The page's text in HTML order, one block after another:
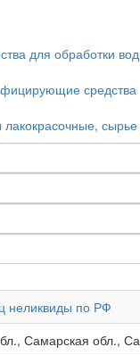
для обработки
средства
неликвиды по РФ
Самарская обл.,